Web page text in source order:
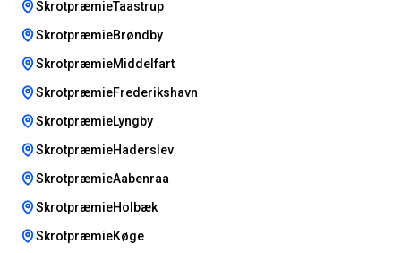
SkrotpræmieTaastrup
SkrotpræmieBrøndby
SkrotpræmieMiddelfart
SkrotpræmieFrederikshavn
SkrotpræmieLyngby
SkrotpræmieHaderslev
SkrotpræmieAabenraa
SkrotpræmieHolbæk
SkrotpræmieKøge